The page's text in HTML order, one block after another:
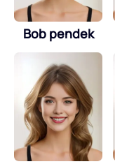
Bob pendek